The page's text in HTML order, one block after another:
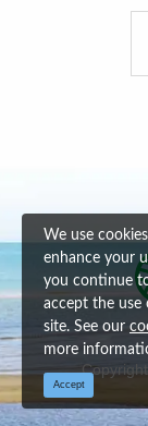
We use
enhance your
you continue
accept the use
site. See our
more
Accept